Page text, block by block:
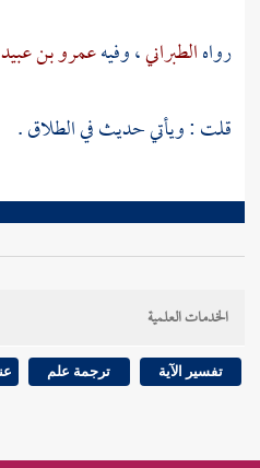
رواهالطبراني، وفيهعمرو بن
قلت : ويأتي حديث في الطلاق .
الخدمات العلمية
تفسير الآية ترجمة علم